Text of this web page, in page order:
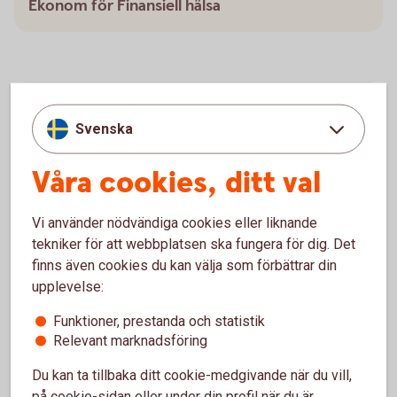
Ekonom för Finansiell hälsa
Verktyg för att ha koll på budget
Det finns både verktyg och knep för att få bättre koll
på sin ekonomi.
Checklista - Ta kontroll över ekonomin (pdf)
Utgiftskollen - ett digitalt
verktyg
Budgetsnurran -få koll på din
ekonomi
Svenska
Våra cookies, ditt val
Vi använder nödvändiga cookies eller liknande
tekniker för att webbplatsen ska fungera för dig. Det
finns även cookies du kan välja som förbättrar din
upplevelse:
Funktioner, prestanda och statistik
Relevant marknadsföring
Du kan ta tillbaka ditt cookie-medgivande när du vill,